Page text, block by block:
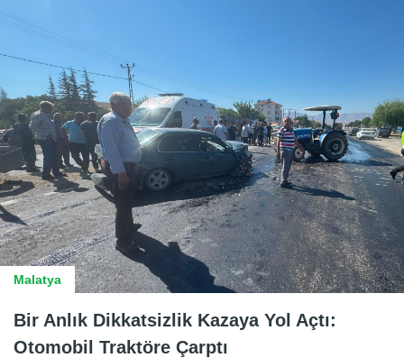
Malatya
Bir Anlık Dikkatsizlik Kazaya Yol Açtı:
Otomobil Traktöre Çarptı